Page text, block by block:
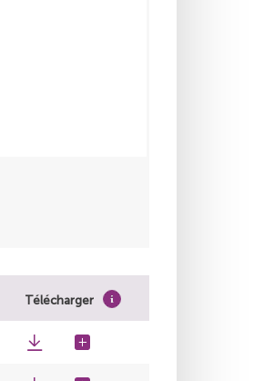
Télécharger